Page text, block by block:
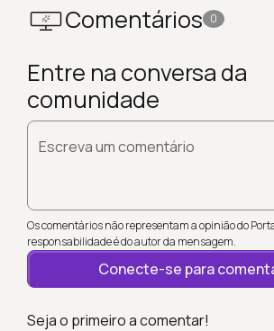
Comentários 0
Entre na conversa da
comunidade
Escreva um comentário
Os comentários não representam a opinião do
responsabilidade é do autor da mensagem.
Conecte-se para
Seja o primeiro a comentar!